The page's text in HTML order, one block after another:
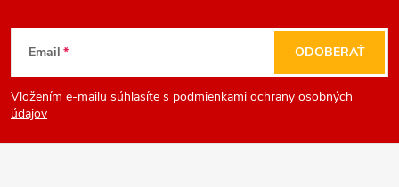
Z
á
p
Email
Vložením e-mailu súhlasíte s podmienkami ochrany osobných
údajov
ODOBERAŤ